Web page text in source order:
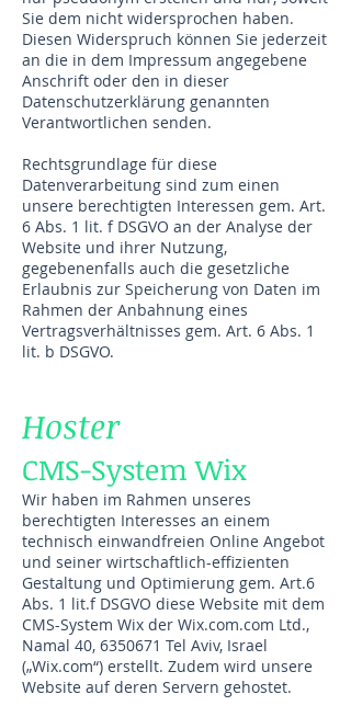
Sie dem nicht widersprochen haben.
Diesen Widerspruch können Sie jederzeit
an die in dem Impressum angegebene
Anschrift oder den in dieser
Datenschutzerklärung genannten
Verantwortlichen senden.
Rechtsgrundlage für diese
Datenverarbeitung sind zum einen
unsere berechtigten Interessen gem. Art.
6 Abs. 1 lit. f DSGVO an der Analyse der
Website und ihrer Nutzung,
gegebenenfalls auch die gesetzliche
Erlaubnis zur Speicherung von Daten im
Rahmen der Anbahnung eines
Vertragsverhältnisses gem. Art. 6 Abs. 1
lit. b DSGVO.
Hoster
CMS-System Wix
Wir haben im Rahmen unseres
berechtigten Interesses an einem
technisch einwandfreien Online Angebot
und seiner wirtschaftlich-effizienten
Gestaltung und Optimierung gem. Art.6
Abs. 1 lit.f DSGVO diese Website mit dem
CMS-System Wix der Wix.com.com Ltd.,
Namal 40, 6350671 Tel Aviv, Israel
(„Wix.com“) erstellt. Zudem wird unsere
Website auf deren Servern gehostet.